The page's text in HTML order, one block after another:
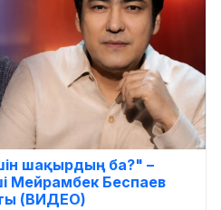
шақырдың ба?" –
Мейрамбек Беспаев
(ВИДЕО)